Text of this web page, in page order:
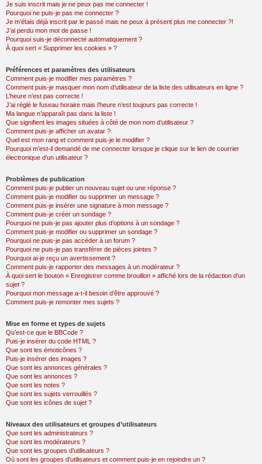
Je suis inscrit mais je ne peux pas me connecter !
Pourquoi ne puis-je pas me connecter ?
Je m’étais déjà inscrit par le passé mais ne peux à présent plus me connecter ?!
J’ai perdu mon mot de passe !
Pourquoi suis-je déconnecté automatiquement ?
À quoi sert « Supprimer les cookies » ?
Préférences et paramètres des utilisateurs
Comment puis-je modifier mes paramètres ?
Comment puis-je masquer mon nom d’utilisateur de la liste des utilisateurs en ligne ?
L’heure n’est pas correcte !
J’ai réglé le fuseau horaire mais l’heure n’est toujours pas correcte !
Ma langue n’apparaît pas dans la liste !
Que signifient les images situées à côté de mon nom d’utilisateur ?
Comment puis-je afficher un avatar ?
Quel est mon rang et comment puis-je le modifier ?
Pourquoi m’est-il demandé de me connecter lorsque je clique sur le lien de courrier
électronique d’un utilisateur ?
Problèmes de publication
Comment puis-je publier un nouveau sujet ou une réponse ?
Comment puis-je modifier ou supprimer un message ?
Comment puis-je insérer une signature à mon message ?
Comment puis-je créer un sondage ?
Pourquoi ne puis-je pas ajouter plus d’options à un sondage ?
Comment puis-je modifier ou supprimer un sondage ?
Pourquoi ne puis-je pas accéder à un forum ?
Pourquoi ne puis-je pas transférer de pièces jointes ?
Pourquoi ai-je reçu un avertissement ?
Comment puis-je rapporter des messages à un modérateur ?
À quoi sert le bouton « Enregistrer comme brouillon » affiché lors de la rédaction d’un
sujet ?
Pourquoi mon message a-t-il besoin d’être approuvé ?
Comment puis-je remonter mes sujets ?
Mise en forme et types de sujets
Qu’est-ce que le BBCode ?
Puis-je insérer du code HTML ?
Que sont les émoticônes ?
Puis-je insérer des images ?
Que sont les annonces générales ?
Que sont les annonces ?
Que sont les notes ?
Que sont les sujets verrouillés ?
Que sont les icônes de sujet ?
Niveaux des utilisateurs et groupes d’utilisateurs
Que sont les administrateurs ?
Que sont les modérateurs ?
Que sont les groupes d’utilisateurs ?
Où sont les groupes d’utilisateurs et comment puis-je en rejoindre un ?